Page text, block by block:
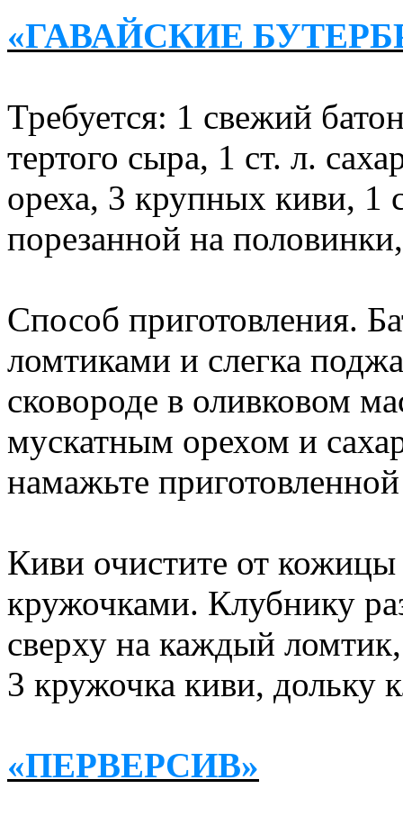
«ГАВАЙСКИЕ
Требуется: 1 свежий
тертого сыра, 1 ст. л.
ореха, 3 крупных киви, 1
порезанной на
Способ приготовления.
ломтиками и слегка
сковороде в оливковом
мускатным орехом и
намажьте
Киви очистите от
кружочками. Клубнику
сверху на каждый
3 кружочка киви, дольку
«ПЕРВЕРСИВ»